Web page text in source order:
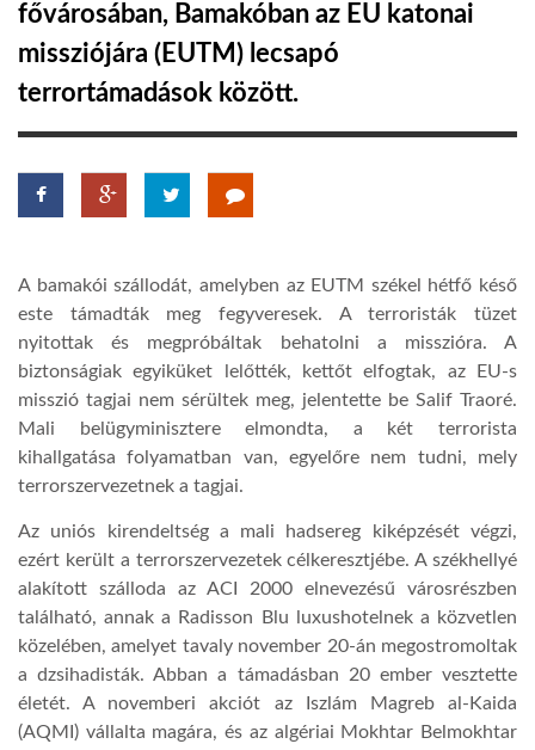
HÍR3D
TROPICALMAGAZIN
AFRIKA TUDÁSTÁR
A NAP SZÉPE
LINKTR.EE
GLOBOZSARU
DOBRAVERO.HU
fővárosában, Bamakóban az EU katonai
missziójára (EUTM) lecsapó
terrortámadások között.
A bamakói szállodát, amelyben az EUTM székel hétfő késő
este támadták meg fegyveresek. A terroristák tüzet
nyitottak és megpróbáltak behatolni a misszióra. A
biztonságiak egyiküket lelőtték, kettőt elfogtak, az EU-s
misszió tagjai nem sérültek meg, jelentette be Salif Traoré.
Mali belügyminisztere elmondta, a két terrorista
kihallgatása folyamatban van, egyelőre nem tudni, mely
terrorszervezetnek a tagjai.
Az uniós kirendeltség a mali hadsereg kiképzését végzi,
ezért került a terrorszervezetek célkeresztjébe. A székhellyé
alakított szálloda az ACI 2000 elnevezésű városrészben
található, annak a Radisson Blu luxushotelnek a közvetlen
közelében, amelyet tavaly november 20-án megostromoltak
a dzsihadisták. Abban a támadásban 20 ember vesztette
életét. A novemberi akciót az Iszlám Magreb al-Kaida
(AQMI) vállalta magára, és az algériai Mokhtar Belmokhtar